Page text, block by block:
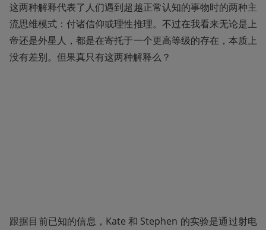
这两种解释代表了人们遇到超越正常认知的事物时的两种主
流思维模式：付诸信仰或理性推理。不过在我看来无论是上
帝还是外星人，都是在寄托于一个更高等级的存在，本质上
没有差别。但果真只有这两种解释么？
跟据目前已知的信息，Kate 和 Stephen 的实验是通过射电